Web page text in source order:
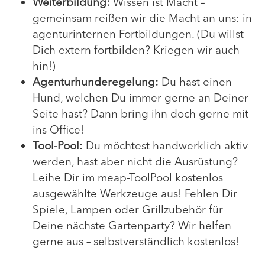
gemeinsam reißen wir die Macht an uns: in
agenturinternen Fortbildungen. (Du willst
Dich extern fortbilden? Kriegen wir auch
hin!)
Agenturhunderegelung: Du hast einen
Hund, welchen Du immer gerne an Deiner
Seite hast? Dann bring ihn doch gerne mit
ins Office!
Tool-Pool: Du möchtest handwerklich aktiv
werden, hast aber nicht die Ausrüstung?
Leihe Dir im meap-ToolPool kostenlos
ausgewählte Werkzeuge aus! Fehlen Dir
Spiele, Lampen oder Grillzubehör für
Deine nächste Gartenparty? Wir helfen
gerne aus – selbstverständlich kostenlos!